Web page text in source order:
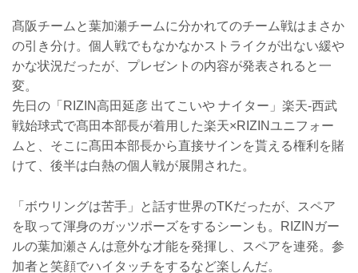
髙阪チームと葉加瀬チームに分かれてのチーム戦はまさか
の引き分け。個人戦でもなかなかストライクが出ない緩や
かな状況だったが、プレゼントの内容が発表されると一
変。
先日の「RIZIN高田延彦 出てこいや ナイター」楽天-西武
戦始球式で髙田本部長が着用した楽天×RIZINユニフォー
ムと、そこに髙田本部長から直接サインを貰える権利を賭
けて、後半は白熱の個人戦が展開された。
「ボウリングは苦手」と話す世界のTKだったが、スペア
を取って渾身のガッツポーズをするシーンも。RIZINガー
ルの葉加瀬さんは意外な才能を発揮し、スペアを連発。参
加者と笑顔でハイタッチをするなど楽しんだ。